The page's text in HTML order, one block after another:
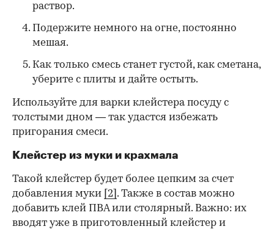
раствор.
Подержите немного на огне, постоянно
мешая.
Как только смесь станет густой, как сметана,
уберите с плиты и дайте остыть.
Используйте для варки клейстера посуду с
толстыми дном — так удастся избежать
пригорания смеси.
Клейстер из муки и крахмала
Такой клейстер будет более цепким за счет
добавления муки [2] . Также в состав можно
добавить клей ПВА или столярный. Важно: их
вводят уже в приготовленный клейстер и